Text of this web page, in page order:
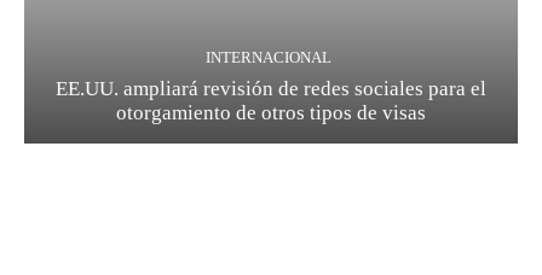
INTERNACIONAL
EE.UU. ampliará revisión de redes sociales para el
otorgamiento de otros tipos de visas